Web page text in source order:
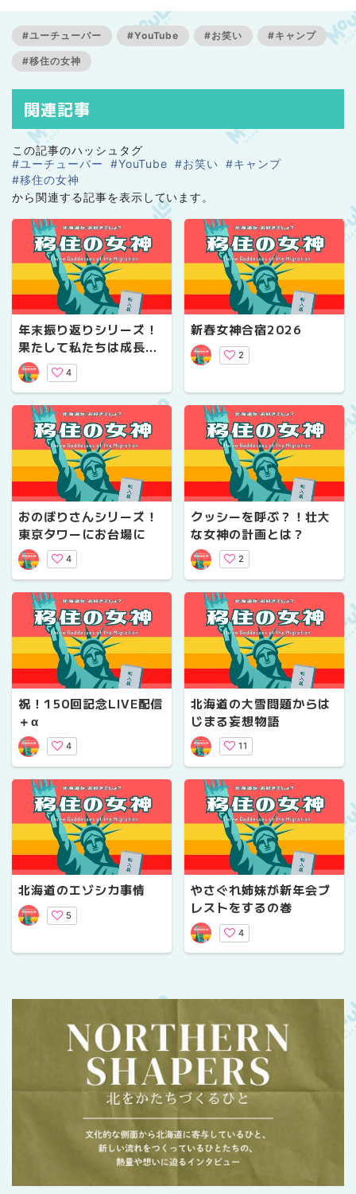
#ユーチューバー #YouTube #お笑い #キャンプ
#移住の女神
関連記事
この記事のハッシュタグ
#ユーチューバー
#YouTube #お笑い #キャンプ
#移住の女神
から関連する記事を表示しています。
年末振り返りシリーズ！
果たして私たちは成長し
ているのか？
4
新春女神合宿2026
2
おのぼりさんシリーズ！
東京タワーにお台場に
4
クッシーを呼ぶ？！壮大
な女神の計画とは？
2
祝！150回記念LIVE配信
＋α
4
北海道の大雪問題からは
じまる妄想物語
11
北海道のエゾシカ事情
5
やさぐれ姉妹が新年会ブ
レストをするの巻
4